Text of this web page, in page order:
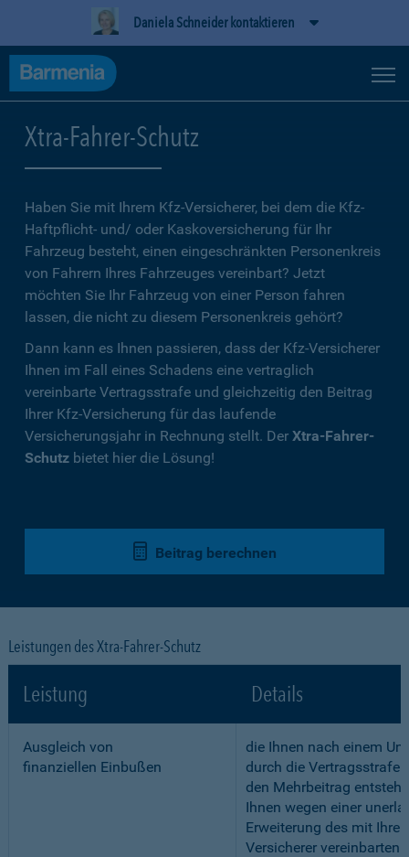
Daniela Schneider kontaktieren
Xtra-Fahrer-Schutz
Haben Sie mit Ihrem Kfz-Versicherer, bei dem die Kfz-
Haftpflicht- und/ oder Kaskoversicherung für Ihr
Fahrzeug besteht, einen eingeschränkten Personenkreis
von Fahrern Ihres Fahrzeuges vereinbart? Jetzt
möchten Sie Ihr Fahrzeug von einer Person fahren
lassen, die nicht zu diesem Personenkreis gehört?
Dann kann es Ihnen passieren, dass der Kfz-Versicherer
Ihnen im Fall eines Schadens eine vertraglich
vereinbarte Vertragsstrafe und gleichzeitig den Beitrag
Ihrer Kfz-Versicherung für das laufende
Versicherungsjahr in Rechnung stellt. Der Xtra-Fahrer-
Schutz bietet hier die Lösung!
Beitrag berechnen
Leistungen des Xtra-Fahrer-Schutz
Leistung Details
Ausgleich von
finanziellen Einbußen
die Ihnen nach einem
durch die Vertragsstrafe
den Mehrbeitrag
Ihnen wegen einer
Erweiterung des mit
Versicherer vereinbarten